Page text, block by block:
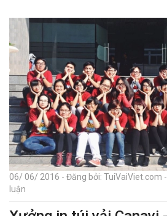
06/ 06/ 2016 - Đăng bởi: TuiVaiViet.com
luận